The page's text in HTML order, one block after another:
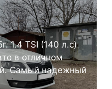
1.4 TSI (140 л.с)
в отличном
Самый надежный